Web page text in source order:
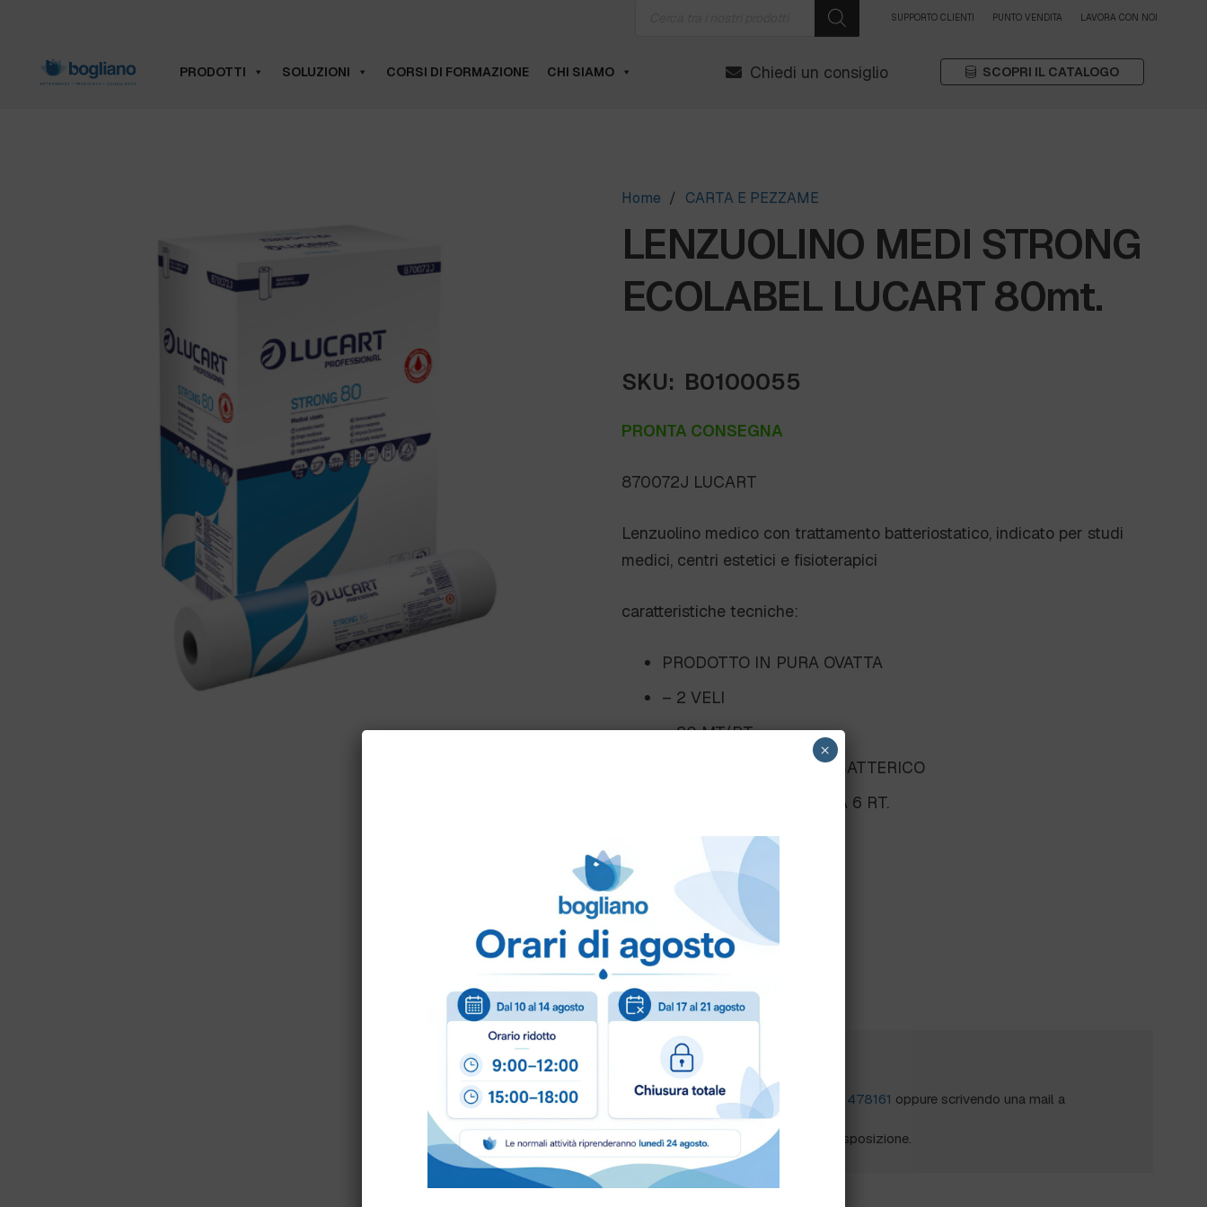
SUPPORTO CLIENTI PUNTO VENDITA LAVORA CON NOI
PRODOTTI SOLUZIONI CORSI DI FORMAZIONE CHI SIAMO Chiedi un consiglio SCOPRI IL CATALOGO
Home / CARTA E PEZZAME
LENZUOLINO MEDI STRONG
ECOLABEL LUCART 80mt.
SKU: B0100055
PRONTA CONSEGNA
870072J LUCART
Lenzuolino medico con trattamento batteriostatico, indicato per studi
medici, centri estetici e fisioterapici
caratteristiche tecniche:
PRODOTTO IN PURA OVATTA
– 2 VELI
– 80 MT/RT.
– TRATTAMENTO ANTIBATTERICO
– BANCALE 16+16 CF.DA 6 RT.
ECOLABEL
prodotto made in Italy
Scheda Tecnica
Come ordinare?
Puoi ordinare chiamando al 0172 478161 oppure scrivendo una mail a
info@bogliano.it.
Per ogni informazione siamo a disposizione.
×